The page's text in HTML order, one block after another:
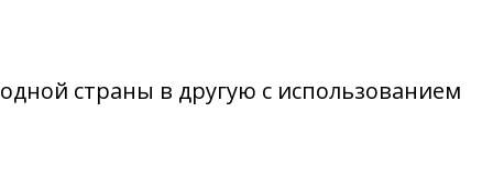
страны в другую с использованием